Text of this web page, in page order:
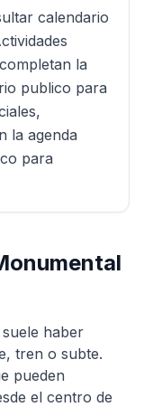
calendario
la
publico para
la agenda
para
haber
tren o subte.
pueden
el centro de